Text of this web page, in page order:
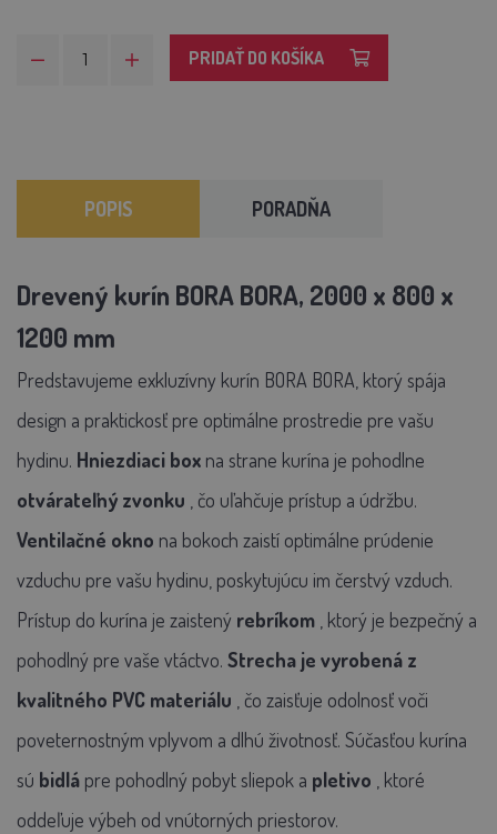
PRIDAŤ DO KOŠÍKA
POPIS PORADŇA
Drevený kurín BORA BORA, 2000 x 800 x
1200 mm
Predstavujeme exkluzívny kurín BORA BORA, ktorý spája
design a praktickosť pre optimálne prostredie pre vašu
hydinu. Hniezdiaci box na strane kurína je pohodlne
otvárateľný zvonku , čo uľahčuje prístup a údržbu.
Ventilačné okno na bokoch zaistí optimálne prúdenie
vzduchu pre vašu hydinu, poskytujúcu im čerstvý vzduch.
Prístup do kurína je zaistený rebríkom , ktorý je bezpečný a
pohodlný pre vaše vtáctvo. Strecha je vyrobená z
kvalitného PVC materiálu , čo zaisťuje odolnosť voči
poveternostným vplyvom a dlhú životnosť. Súčasťou kurína
sú bidlá pre pohodlný pobyt sliepok a pletivo , ktoré
oddeľuje výbeh od vnútorných priestorov.